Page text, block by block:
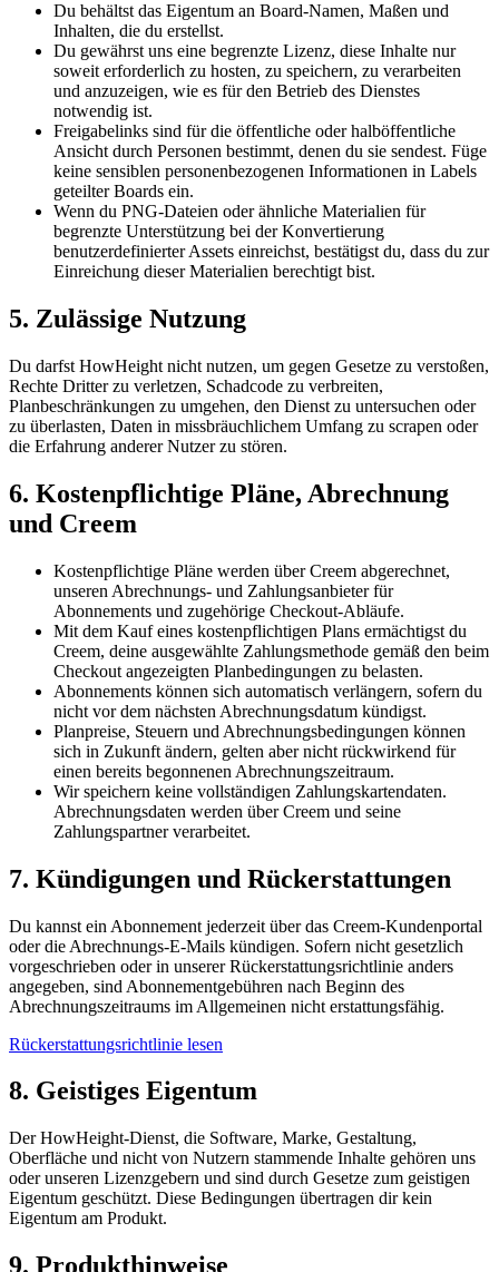
Du behältst das Eigentum an Board-Namen, Maßen und
Inhalten, die du erstellst.
Du gewährst uns eine begrenzte Lizenz, diese Inhalte nur
soweit erforderlich zu hosten, zu speichern, zu verarbeiten
und anzuzeigen, wie es für den Betrieb des Dienstes
notwendig ist.
Freigabelinks sind für die öffentliche oder halböffentliche
Ansicht durch Personen bestimmt, denen du sie sendest. Füge
keine sensiblen personenbezogenen Informationen in Labels
geteilter Boards ein.
Wenn du PNG-Dateien oder ähnliche Materialien für
begrenzte Unterstützung bei der Konvertierung
benutzerdefinierter Assets einreichst, bestätigst du, dass du zur
Einreichung dieser Materialien berechtigt bist.
5. Zulässige Nutzung
Du darfst HowHeight nicht nutzen, um gegen Gesetze zu verstoßen,
Rechte Dritter zu verletzen, Schadcode zu verbreiten,
Planbeschränkungen zu umgehen, den Dienst zu untersuchen oder
zu überlasten, Daten in missbräuchlichem Umfang zu scrapen oder
die Erfahrung anderer Nutzer zu stören.
6. Kostenpflichtige Pläne, Abrechnung
und Creem
Kostenpflichtige Pläne werden über Creem abgerechnet,
unseren Abrechnungs- und Zahlungsanbieter für
Abonnements und zugehörige Checkout-Abläufe.
Mit dem Kauf eines kostenpflichtigen Plans ermächtigst du
Creem, deine ausgewählte Zahlungsmethode gemäß den beim
Checkout angezeigten Planbedingungen zu belasten.
Abonnements können sich automatisch verlängern, sofern du
nicht vor dem nächsten Abrechnungsdatum kündigst.
Planpreise, Steuern und Abrechnungsbedingungen können
sich in Zukunft ändern, gelten aber nicht rückwirkend für
einen bereits begonnenen Abrechnungszeitraum.
Wir speichern keine vollständigen Zahlungskartendaten.
Abrechnungsdaten werden über Creem und seine
Zahlungspartner verarbeitet.
7. Kündigungen und Rückerstattungen
Du kannst ein Abonnement jederzeit über das Creem-Kundenportal
oder die Abrechnungs-E-Mails kündigen. Sofern nicht gesetzlich
vorgeschrieben oder in unserer Rückerstattungsrichtlinie anders
angegeben, sind Abonnementgebühren nach Beginn des
Abrechnungszeitraums im Allgemeinen nicht erstattungsfähig.
Rückerstattungsrichtlinie lesen
8. Geistiges Eigentum
Der HowHeight-Dienst, die Software, Marke, Gestaltung,
Oberfläche und nicht von Nutzern stammende Inhalte gehören uns
oder unseren Lizenzgebern und sind durch Gesetze zum geistigen
Eigentum geschützt. Diese Bedingungen übertragen dir kein
Eigentum am Produkt.
9. Produkthinweise